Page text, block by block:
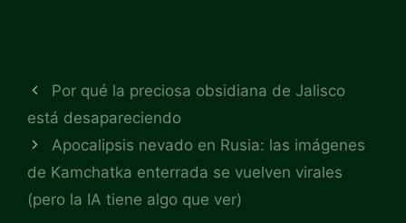
Por qué la preciosa obsidiana de Jalisco
está desapareciendo
Apocalipsis nevado en Rusia: las imágenes
de Kamchatka enterrada se vuelven virales
(pero la IA tiene algo que ver)